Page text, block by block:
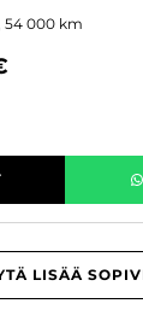
54 000 km
LISÄÄ